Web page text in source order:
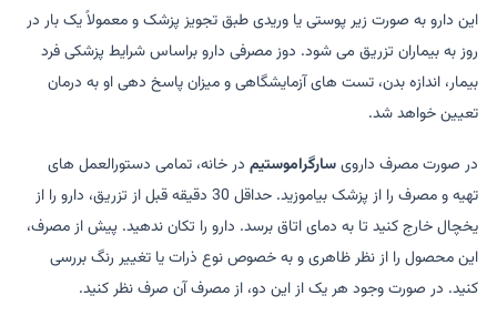
این دارو به صورت زیر پوستی یا وریدی طبق تجویز پزشک و معمولاً یک بار در
روز به بیماران تزریق می شود. دوز مصرفی دارو براساس شرایط پزشکی فرد
بیمار، اندازه بدن، تست های آزمایشگاهی و میزان پاسخ دهی او به درمان
تعیین خواهد شد.
در صورت مصرف دارویسارگراموستیم در خانه، تمامی دستورالعمل های
تهیه و مصرف را از پزشک بیاموزید. حداقل 30 دقیقه قبل از تزریق، دارو را از
یخچال خارج کنید تا به دمای اتاق برسد. دارو را تکان ندهید. پیش از مصرف،
این محصول را از نظر ظاهری و به خصوص نوع ذرات یا تغییر رنگ بررسی
کنید. در صورت وجود هر یک از این دو، از مصرف آن صرف نظر کنید.